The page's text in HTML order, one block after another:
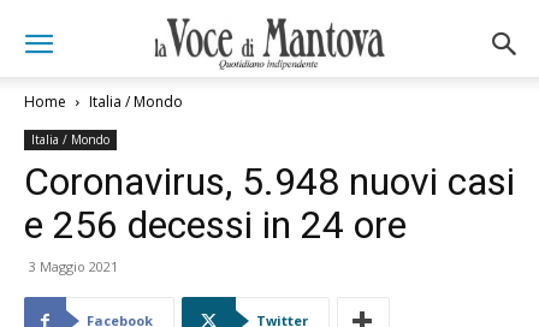
Home Italia / Mondo
Italia / Mondo
Coronavirus, 5.948 nuovi casi
e 256 decessi in 24 ore
3 Maggio 2021
Facebook Twitter